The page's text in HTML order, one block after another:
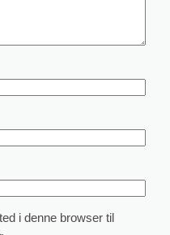
i denne browser til